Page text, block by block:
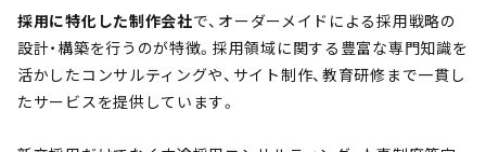
採用に特化した制作会社で、オーダーメイドによる採用戦略の
設計・構築を行うのが特徴。採用領域に関する豊富な専門知識を
活かしたコンサルティングや、サイト制作、教育研修まで一貫し
たサービスを提供しています。